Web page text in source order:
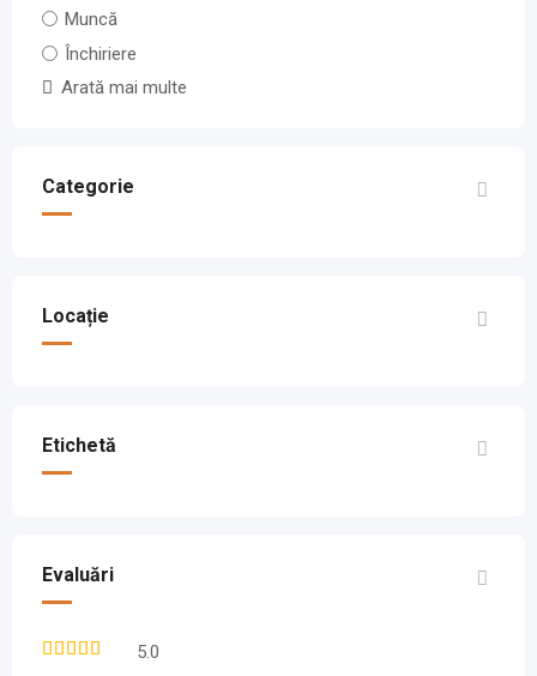
Muncă
Închiriere
Arată mai multe
Categorie
Locație
Etichetă
Evaluări
5.0